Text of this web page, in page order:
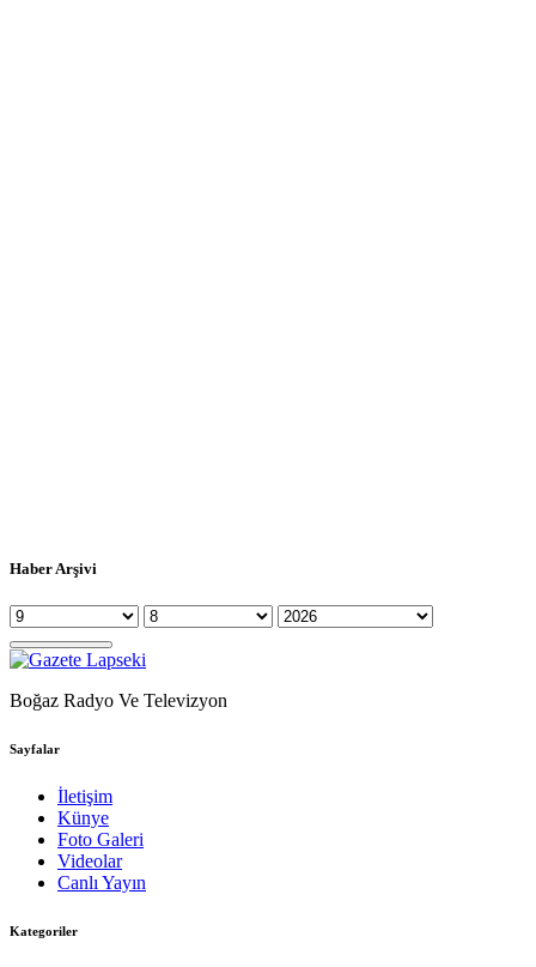
Haber Arşivi
Boğaz Radyo Ve Televizyon
Sayfalar
İletişim
Künye
Foto Galeri
Videolar
Canlı Yayın
Kategoriler